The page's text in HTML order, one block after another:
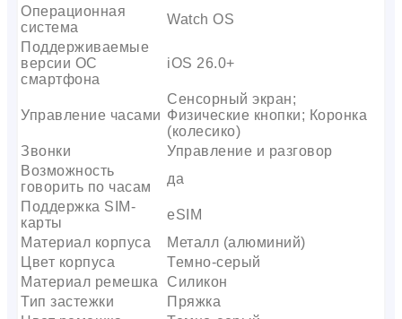
Операционная
система
Watch OS
Поддерживаемые
версии ОС
смартфона
iOS 26.0+
Управление часами
Сенсорный экран;
Физические кнопки; Коронка
(колесико)
Звонки
Управление и разговор
Возможность
говорить по часам
да
Поддержка SIM-
карты
eSIM
Материал корпуса
Металл (алюминий)
Цвет корпуса
Темно-серый
Материал ремешка
Силикон
Тип застежки
Пряжка